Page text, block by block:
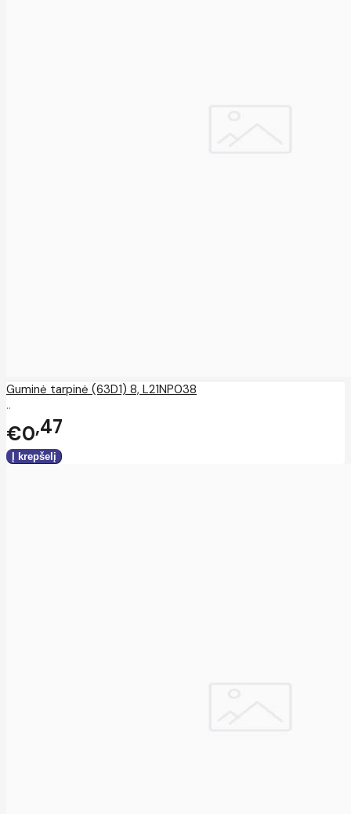
Guminė tarpinė (63D1) 8, L21NP038
..
€0 47